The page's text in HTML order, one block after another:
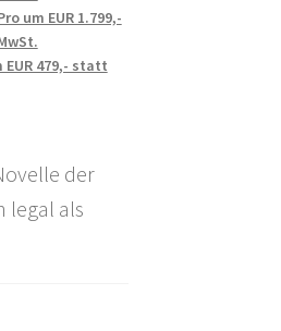
um EUR 1.799,-
EUR 479,- statt
der
legal als